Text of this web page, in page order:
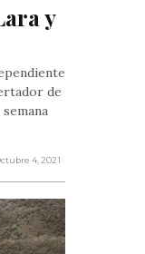
y
de
4, 2021